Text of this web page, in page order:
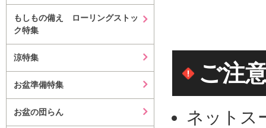
もしもの備え ローリングストッ
ク特集
涼特集
お盆準備特集
お盆の団らん
ご注
ネットス